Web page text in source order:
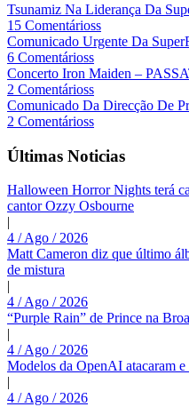
Tsunamiz Na Liderança Da
15 Comentárioss
Comunicado Urgente Da
6 Comentárioss
Concerto Iron Maiden –
2 Comentárioss
Comunicado Da Direcção De
2 Comentárioss
Últimas Noticias
Halloween Horror Nights terá
cantor Ozzy Osbourne
|
4 / Ago / 2026
Matt Cameron diz que último
de mistura
|
4 / Ago / 2026
“Purple Rain” de Prince na
|
4 / Ago / 2026
Modelos da OpenAI atacaram
|
4 / Ago / 2026